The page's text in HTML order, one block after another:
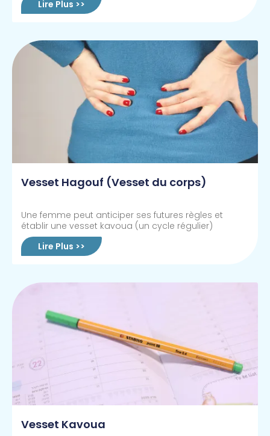
Lire Plus >>
Vesset Hagouf (Vesset du corps)
Une femme peut anticiper ses futures règles et
établir une vesset kavoua (un cycle régulier)
Lire Plus >>
Vesset Kavoua